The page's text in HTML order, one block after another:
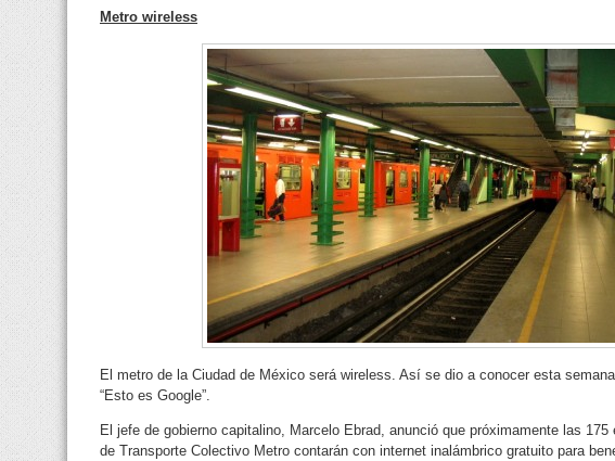
Metro wireless
El metro de la Ciudad de México será wireless. Así se dio a conocer esta
“Esto es Google”.
El jefe de gobierno capitalino, Marcelo Ebrad, anunció que próximamente las
de Transporte Colectivo Metro contarán con internet inalámbrico gratuito para